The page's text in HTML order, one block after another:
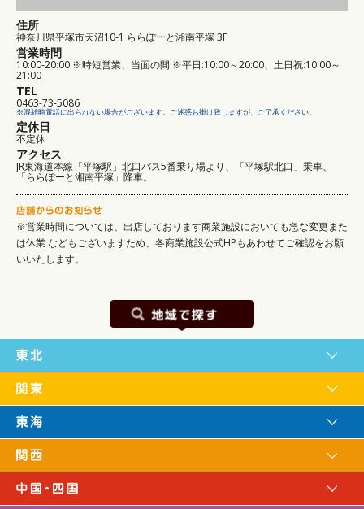
住所
神奈川県平塚市天沼10-1 ららぽーと湘南平塚 3F
営業時間
10:00-20:00 ※時短営業、当面の間 ※平日:10:00～20:00、土日祝:10:00～
21:00
TEL
0463-73-5086
※混雑時電話に出られない場合がございます。ご迷惑お掛け致しますが、ご了承ください。
定休日
不定休
アクセス
JR東海道本線「平塚駅」北口バス5番乗り場より、「平塚駅北口」乗車、
「ららぽーと湘南平塚」降車。
※営業時間については、出店しております商業施設においても急な変更また
は休業などもございますため、各商業施設公式HPもあわせてご確認をお願
いいたします。